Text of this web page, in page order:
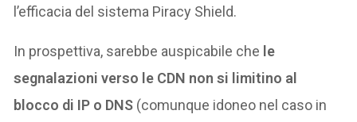
l’efficacia del sistema Piracy Shield.
In prospettiva, sarebbe auspicabile che le
segnalazioni verso le CDN non si limitino al
blocco di IP o DNS (comunque idoneo nel caso in